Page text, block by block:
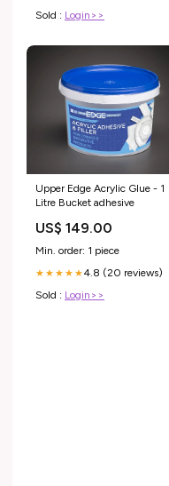
Sold : Login>>
Upper Edge Acrylic Glue - 1
Litre Bucket adhesive
US$ 149.00
Min. order: 1 piece
★★★★★4.8 (20 reviews)
Sold : Login>>